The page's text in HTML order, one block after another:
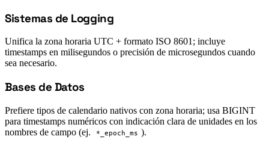
#
Sistemas de Logging
Unifica la zona horaria UTC + formato ISO 8601; incluye
timestamps en milisegundos o precisión de microsegundos cuando
sea necesario.
#
Bases de Datos
Prefiere tipos de calendario nativos con zona horaria; usa BIGINT
para timestamps numéricos con indicación clara de unidades en los
nombres de campo (ej.
*_epoch_ms ).